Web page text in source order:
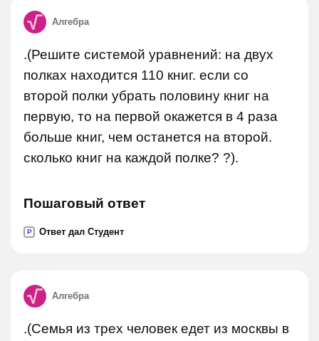
Алгебра
.(Решите системой уравнений: на двух
полках находится 110 книг. если со
второй полки убрать половину книг на
первую, то на первой окажется в 4 раза
больше книг, чем останется на второй.
сколько книг на каждой полке? ?).
Пошаговый ответ
P Ответ дал Студент
Алгебра
.(Семья из трех человек едет из москвы в